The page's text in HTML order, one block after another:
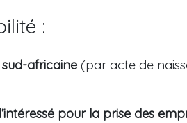
:
africaine (par acte de
pour la prise des